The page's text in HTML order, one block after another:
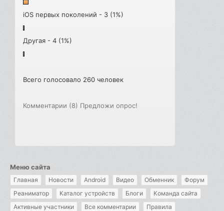
iOS первых поколений - 3 (1%)
Другая - 4 (1%)
Всего голосовало 260 человек
Комментарии (8) Предложи опрос!
Меню сайта
Главная Новости Android Видео Обменник
Форум
Реаниматор
Каталог устройств Блоги
Команда сайта
Активные участники
Все комментарии Правила